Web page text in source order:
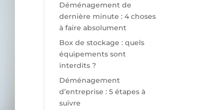
Déménagement de
dernière minute : 4 choses
à faire absolument
Box de stockage : quels
équipements sont
interdits ?
Déménagement
d’entreprise : 5 étapes à
suivre